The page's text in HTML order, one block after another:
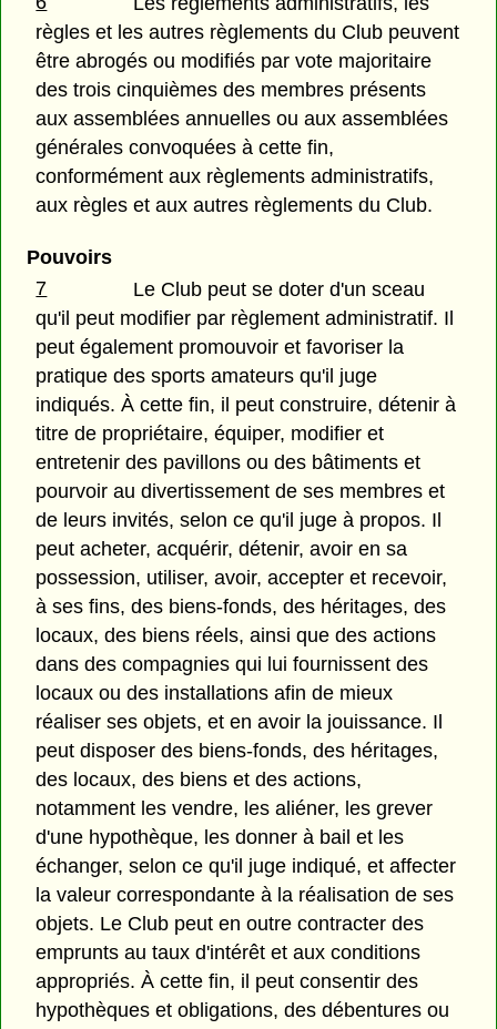
règles et les autres règlements du Club peuvent
être abrogés ou modifiés par vote majoritaire
des trois cinquièmes des membres présents
aux assemblées annuelles ou aux assemblées
générales convoquées à cette fin,
conformément aux règlements administratifs,
aux règles et aux autres règlements du Club.
Pouvoirs
7
Le Club peut se doter d'un sceau
qu'il peut modifier par règlement administratif. Il
peut également promouvoir et favoriser la
pratique des sports amateurs qu'il juge
indiqués. À cette fin, il peut construire, détenir à
titre de propriétaire, équiper, modifier et
entretenir des pavillons ou des bâtiments et
pourvoir au divertissement de ses membres et
de leurs invités, selon ce qu'il juge à propos. Il
peut acheter, acquérir, détenir, avoir en sa
possession, utiliser, avoir, accepter et recevoir,
à ses fins, des biens-fonds, des héritages, des
locaux, des biens réels, ainsi que des actions
dans des compagnies qui lui fournissent des
locaux ou des installations afin de mieux
réaliser ses objets, et en avoir la jouissance. Il
peut disposer des biens-fonds, des héritages,
des locaux, des biens et des actions,
notamment les vendre, les aliéner, les grever
d'une hypothèque, les donner à bail et les
échanger, selon ce qu'il juge indiqué, et affecter
la valeur correspondante à la réalisation de ses
objets. Le Club peut en outre contracter des
emprunts au taux d'intérêt et aux conditions
appropriés. À cette fin, il peut consentir des
hypothèques et obligations, des débentures ou